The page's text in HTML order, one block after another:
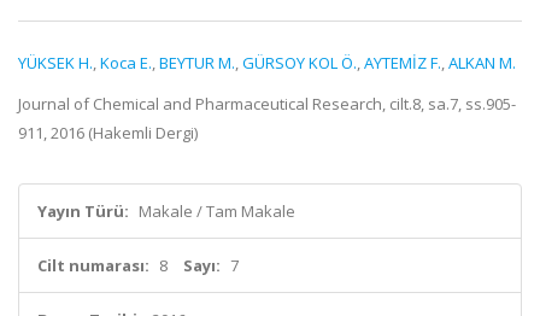
YÜKSEK H.,Koca E.,BEYTUR M.,GÜRSOY KOL Ö.,AYTEMİZ F.,ALKAN M.
Journal of Chemical and Pharmaceutical Research, cilt.8, sa.7, ss.905-
911, 2016 (Hakemli Dergi)
Yayın Türü: Makale / Tam Makale
Cilt numarası: 8 Sayı: 7